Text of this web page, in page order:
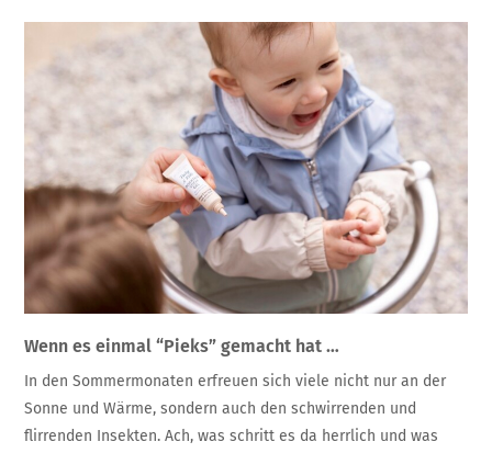
Wenn es einmal “Pieks” gemacht hat …
In den Sommermonaten erfreuen sich viele nicht nur an der
Sonne und Wärme, sondern auch den schwirrenden und
flirrenden Insekten. Ach, was schritt es da herrlich und was